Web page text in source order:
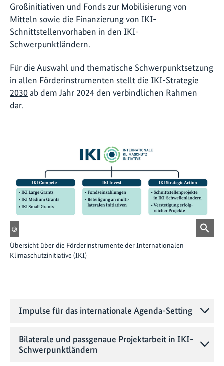
Großinitiativen und Fonds zur Mobilisierung von
Mitteln sowie die Finanzierung von IKI-
Schnittstellenvorhaben in den IKI-
Schwerpunktländern.
Für die Auswahl und thematische Schwerpunktsetzung
in allen Förderinstrumenten stellt die IKI-Strategie
2030ab dem Jahr 2024 den verbindlichen Rahmen
dar.
©
Übersicht über die Förderinstrumente der Internationalen
Klimaschutzinitiative (IKI)
Impulse für das internationale Agenda-Setting
Bilaterale und passgenaue Projektarbeit in IKI-
Schwerpunktländern